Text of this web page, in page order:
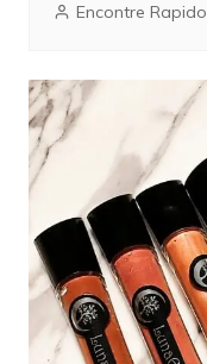
Encontre Rapido